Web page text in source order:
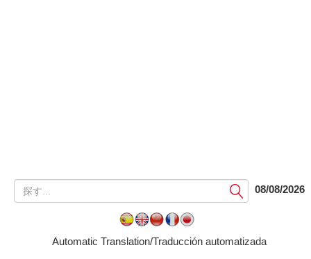
提
出
08/08/2026
Automatic Translation/Traducción automatizada